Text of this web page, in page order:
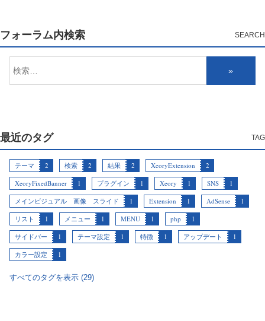
フォーラム内検索
最近のタグ
テーマ 2 検索 2 結果 2 XeoryExtension
2
XeoryFixedBanner
1 プラグイン 1 Xeory 1 SNS
1
メインビジュアル 画像 スライド
1 Extension 1 AdSense
1
リスト
1 メニュー 1 MENU 1 php
1
サイドバー
1 テーマ設定 1 特徴 1 アップデート
1
カラー設定
1
すべてのタグを表示 (29)